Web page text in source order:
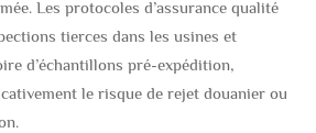
Les protocoles d’assurance qualité
tierces dans les usines et
d’échantillons pré-expédition,
le risque de rejet douanier ou